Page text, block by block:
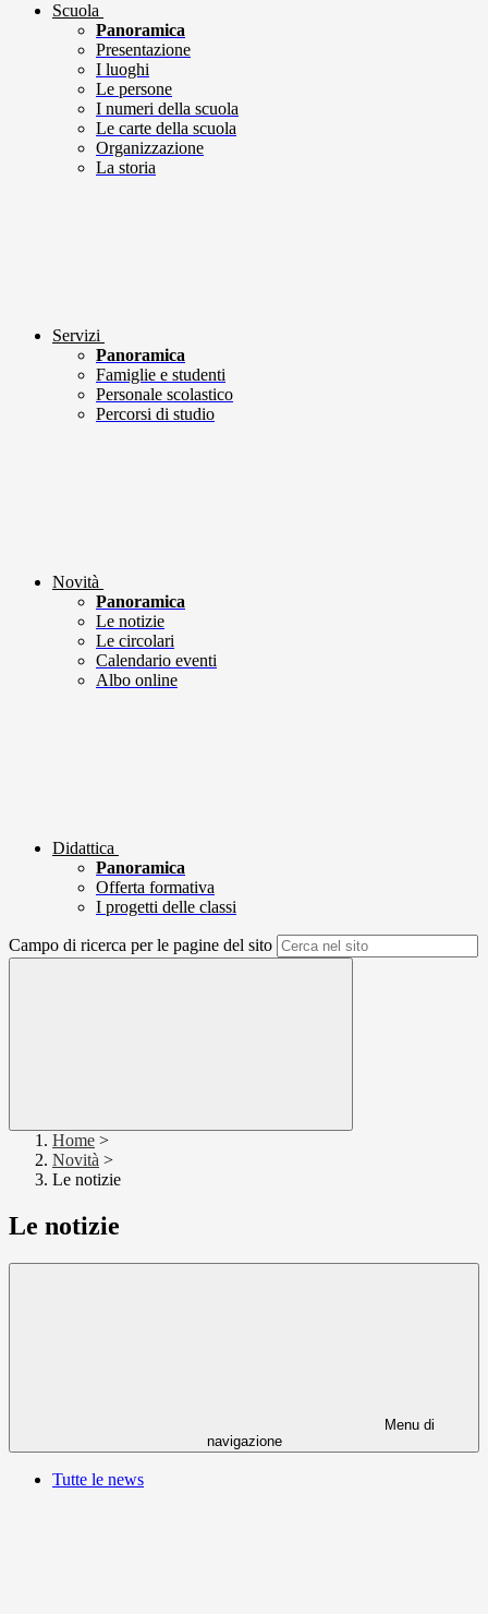
Scuola
Panoramica
Presentazione
I luoghi
Le persone
I numeri della scuola
Le carte della scuola
Organizzazione
La storia
Servizi
Panoramica
Famiglie e studenti
Personale scolastico
Percorsi di studio
Novità
Panoramica
Le notizie
Le circolari
Calendario eventi
Albo online
Didattica
Panoramica
Offerta formativa
I progetti delle classi
Campo di ricerca per le pagine del sito
Home >
Novità >
Le notizie
Le notizie
Menu di
navigazione
Tutte le news